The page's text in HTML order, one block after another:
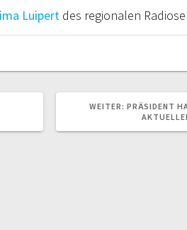
Luipert des regionalen
WEITER: NÄCHSTER
BEITRAG:
PRÄSIDENT